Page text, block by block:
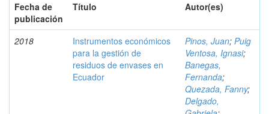
Fecha de
publicación
Título Autor(es)
2018
Instrumentos económicos
para la gestión de
residuos de envases en
Ecuador
Pinos, Juan; Puig
Ventosa, Ignasi;
Banegas,
Fernanda;
Quezada, Fanny;
Delgado,